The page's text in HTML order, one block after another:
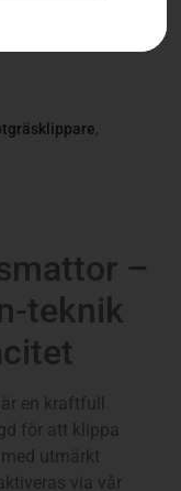
,
–
teknik
en kraftfull
för att klippa
utmärkt
via vår